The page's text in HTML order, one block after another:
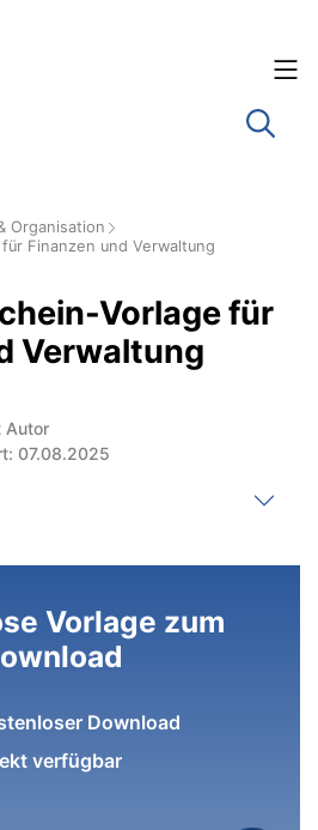
Organisation
Finanzen und Verwaltung
Vorlage für
Verwaltung
Autor
07.08.2025
Vorlage zum
Download
verfügbar